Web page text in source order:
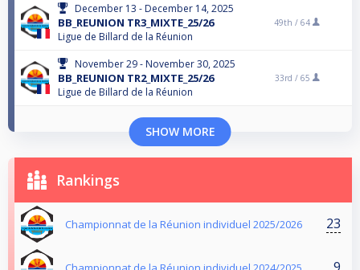
December 13 - December 14, 2025
BB_REUNION TR3_MIXTE_25/26
Ligue de Billard de la Réunion
49th / 64
November 29 - November 30, 2025
BB_REUNION TR2_MIXTE_25/26
Ligue de Billard de la Réunion
33rd / 65
SHOW MORE
Rankings
Championnat de la Réunion individuel 2025/2026 23